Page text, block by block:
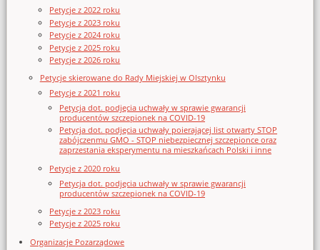
Petycje z 2022 roku
Petycje z 2023 roku
Petycje z 2024 roku
Petycje z 2025 roku
Petycje z 2026 roku
Petycje skierowane do Rady Miejskiej w Olsztynku
Petycje z 2021 roku
Petycja dot. podjęcia uchwały w sprawie gwarancji
producentów szczepionek na COVID-19
Petycja dot. podjęcia uchwały poierającej list otwarty STOP
zabójczenmu GMO - STOP niebezpiecznej szczepionce oraz
zaprzestania eksperymentu na mieszkańcach Polski i inne
Petycje z 2020 roku
Petycja dot. podjęcia uchwały w sprawie gwarancji
producentów szczepionek na COVID-19
Petycje z 2023 roku
Petycje z 2025 roku
Organizacje Pozarządowe